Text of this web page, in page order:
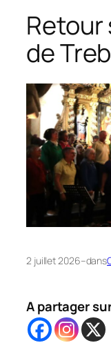
de
2 juillet 2026–dans
A partager